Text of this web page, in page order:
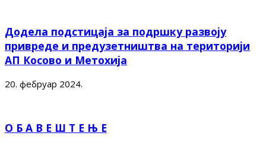
Додела подстицаја за подршку развоју
привреде и предузетништва на територији
АП Косово и Метохија
20. фебруар 2024.
О Б А В Е Ш Т Е Њ Е